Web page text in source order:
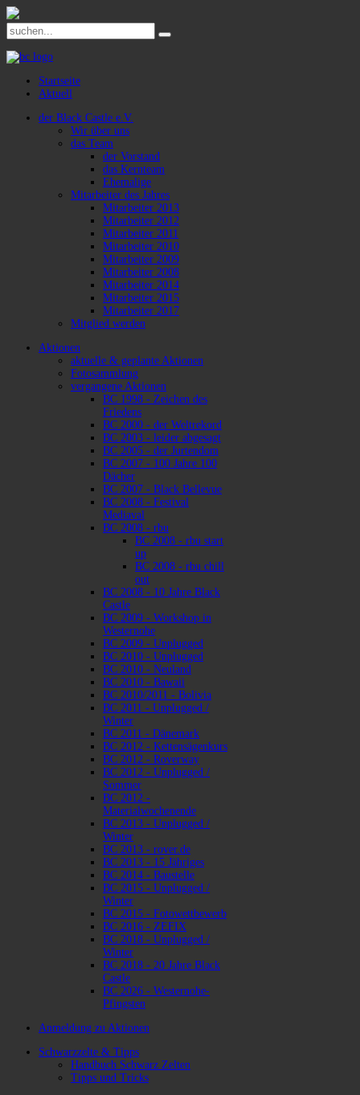
Startseite
Aktuell
der Black Castle e.V.
Wir über uns
das Team
der Vorstand
das Kernteam
Ehemalige
Mitarbeiter des Jahres
Mitarbeiter 2013
Mitarbeiter 2012
Mitarbeiter 2011
Mitarbeiter 2010
Mitarbeiter 2009
Mitarbeiter 2008
Mitarbeiter 2014
Mitarbeiter 2015
Mitarbeiter 2017
Mitglied werden
Aktionen
aktuelle & geplante Aktionen
Fotosammlung
vergangene Aktionen
BC 1998 - Zeichen des
Friedens
BC 2000 - der Weltrekord
BC 2003 - leider abgesagt
BC 2005 - der Jurtendom
BC 2007 - 100 Jahre 100
Dächer
BC 2007 - Black Bellevue
BC 2008 - Festival
Mediaval
BC 2008 - rbu
BC 2008 - rbu start
up
BC 2008 - rbu chill
out
BC 2008 - 10 Jahre Black
Castle
BC 2009 - Workshop in
Westernohe
BC 2009 - Unplugged
BC 2010 - Unplugged
BC 2010 - Neuland
BC 2010 - Bawaii
BC 2010/2011 - Bolivia
BC 2011 - Unplugged /
Winter
BC 2011 - Dänemark
BC 2012 - Kettensägenkurs
BC 2012 - Roverway
BC 2012 - Unplugged /
Sommer
BC 2012 -
Materialwochenende
BC 2013 - Unplugged /
Winter
BC 2013 - rover.de
BC 2013 - 15 Jähriges
BC 2014 - Baustelle
BC 2015 - Unplugged /
Winter
BC 2015 - Fotowettbewerb
BC 2016 - ZEFIX
BC 2018 - Unplugged /
Winter
BC 2018 - 20 Jahre Black
Castle
BC 2026 - Westernohe-
Pfingsten
Anmeldung zu Aktionen
Schwarzzelte & Tipps
Handbuch Schwarz Zelten
Tipps und Tricks